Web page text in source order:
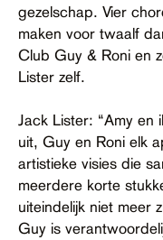
gezelschap. Vier
maken voor twaalf
Club Guy & Roni en
Lister zelf.
Jack Lister: “Amy en
uit, Guy en Roni elk
artistieke visies die
meerdere korte
uiteindelijk niet meer
Guy is